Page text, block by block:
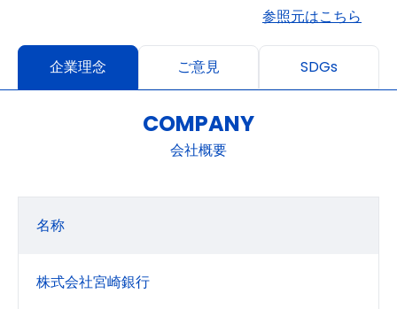
参照元はこちら
企業理念 ご意見 SDGs
COMPANY
会社概要
名称
株式会社宮崎銀行